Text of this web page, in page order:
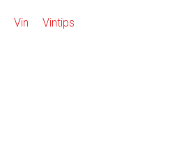
Vin Vintips